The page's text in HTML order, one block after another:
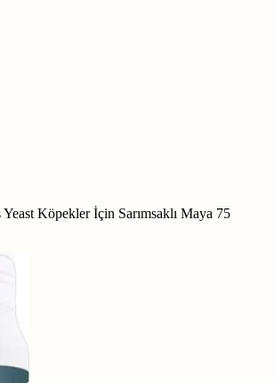
Köpekler İçin Sarımsaklı Maya 75